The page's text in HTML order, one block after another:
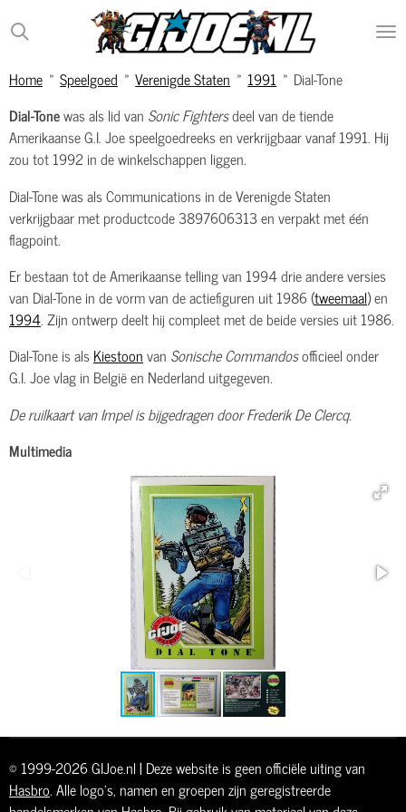
Ga
direct
de
Home » Speelgoed » Verenigde Staten » 1991 » Dial-Tone
Dial-Tonewas als lid van Sonic Fightersdeel van de tiende
Amerikaanse G.I. Joe speelgoedreeks en verkrijgbaar vanaf 1991. Hij
zou tot 1992 in de winkelschappen liggen.
Dial-Tone was als Communications in de Verenigde Staten
verkrijgbaar met productcode 3897606313 en verpakt met één
flagpoint.
Er bestaan tot de Amerikaanse telling van 1994 drie andere versies
van Dial-Tone in de vorm van de actiefiguren uit 1986 (tweemaal) en
1994. Zijn ontwerp deelt hij compleet met de beide versies uit 1986.
Dial-Tone is alsKiestoonvan Sonische Commandosofficieel onder
G.I. Joe vlag in België en Nederland uitgegeven.
De ruilkaart van Impel is bijgedragen door Frederik De Clercq.
Multimedia
© 1999-2026 GIJoe.nl | Deze website is geen officiële uiting van
Hasbro. Alle logo's, namen en groepen zijn geregistreerde